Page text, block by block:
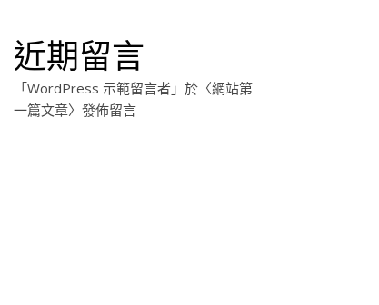
近期留言
「WordPress 示範留言者 」於〈網站第
一篇文章〉發佈留言